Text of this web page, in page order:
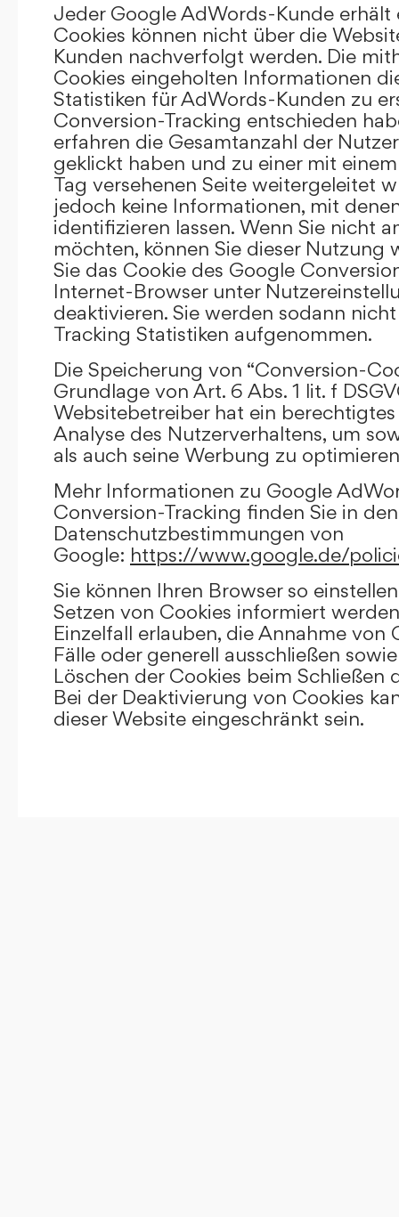
Jeder Google AdWords-Kunde erhält
Cookies können nicht über die
Kunden nachverfolgt werden. Die
Cookies eingeholten Informationen
Statistiken für AdWords-Kunden zu
Conversion-Tracking entschieden
erfahren die Gesamtanzahl der
geklickt haben und zu einer mit
Tag versehenen Seite weitergeleitet
jedoch keine Informationen, mit
identifizieren lassen. Wenn Sie nicht
möchten, können Sie dieser Nutzung
Sie das Cookie des Google
Internet-Browser unter
deaktivieren. Sie werden sodann
Tracking Statistiken aufgenommen.
Die Speicherung von “Conversion-
Grundlage von Art. 6 Abs. 1 lit. f
Websitebetreiber hat ein berechtigtes
Analyse des Nutzerverhaltens, um
als auch seine Werbung zu
Mehr Informationen zu Google
Conversion-Tracking finden Sie in den
Datenschutzbestimmungen von
Google: https://www.google.de/
Sie können Ihren Browser so
Setzen von Cookies informiert
Einzelfall erlauben, die Annahme von
Fälle oder generell ausschließen
Löschen der Cookies beim Schließen
Bei der Deaktivierung von Cookies
dieser Website eingeschränkt sein.